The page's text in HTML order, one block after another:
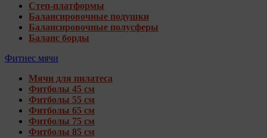
Степ-платформы
Балансировочные подушки
Балансировочные полусферы
Баланс борды
Фитнес мячи
Мячи для пилатеса
Фитболы 45 см
Фитболы 55 см
Фитболы 65 см
Фитболы 75 см
Фитболы 85 см